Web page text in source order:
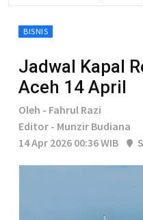
BISNIS
Jadwal Kapal
Aceh 14 April
Oleh - Fahrul Razi
Editor - Munzir Budiana
14 Apr 2026 00:36 WIB